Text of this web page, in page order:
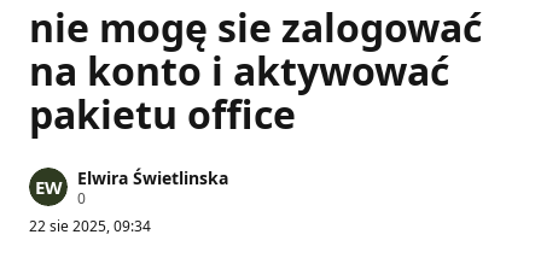
nie mogę sie zalogować
na konto i aktywować
pakietu office
Elwira Świetlinska
0P
n
22 sie 2025, 09:34